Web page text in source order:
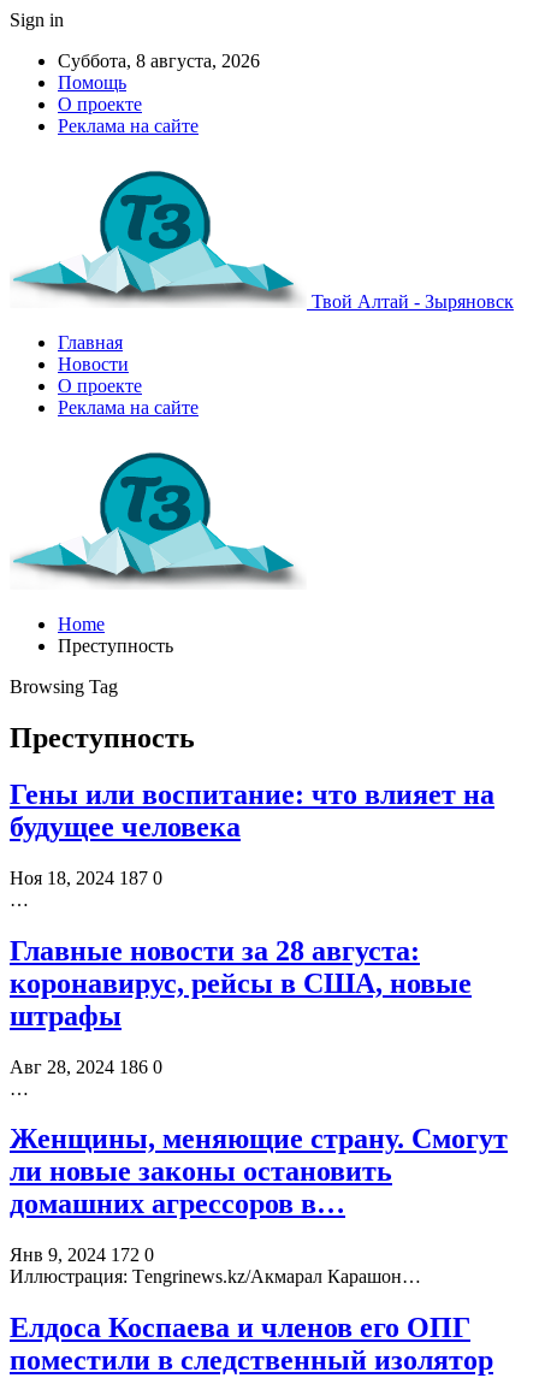
Sign in
Суббота, 8 августа, 2026
Помощь
О проекте
Реклама на сайте
Твой Алтай - Зыряновск
Главная
Новости
О проекте
Реклама на сайте
Home
Преступность
Browsing Tag
Преступность
Гены или воспитание: что влияет на
будущее человека
Ноя 18, 2024 187 0
…
Главные новости за 28 августа:
коронавирус, рейсы в США, новые
штрафы
Авг 28, 2024 186 0
…
Женщины, меняющие страну. Смогут
ли новые законы остановить
домашних агрессоров в…
Янв 9, 2024 172 0
Иллюстрация: Тengrinews.kz/Акмарал Карашон…
Елдоса Коспаева и членов его ОПГ
поместили в следственный изолятор